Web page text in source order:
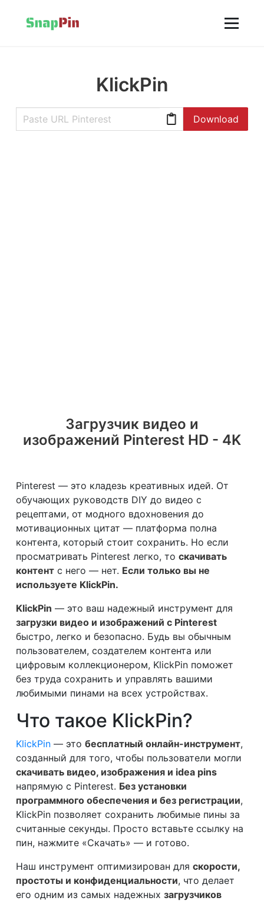
KlickPin
Download
Загрузчик видео и
изображений Pinterest HD - 4K
Pinterest — это кладезь креативных идей. От
обучающих руководств DIY до видео с
рецептами, от модного вдохновения до
мотивационных цитат — платформа полна
контента, который стоит сохранить. Но если
просматривать Pinterest легко, то скачивать
контент с него — нет. Если только вы не
используете KlickPin.
KlickPin — это ваш надежный инструмент для
загрузки видео и изображений с Pinterest
быстро, легко и безопасно. Будь вы обычным
пользователем, создателем контента или
цифровым коллекционером, KlickPin поможет
без труда сохранить и управлять вашими
любимыми пинами на всех устройствах.
Что такое KlickPin?
KlickPin — это бесплатный онлайн-инструмент,
созданный для того, чтобы пользователи могли
скачивать видео, изображения и idea pins
напрямую с Pinterest. Без установки
программного обеспечения и без регистрации,
KlickPin позволяет сохранить любимые пины за
считанные секунды. Просто вставьте ссылку на
пин, нажмите «Скачать» — и готово.
Наш инструмент оптимизирован для скорости,
простоты и конфиденциальности, что делает
его одним из самых надежных загрузчиков